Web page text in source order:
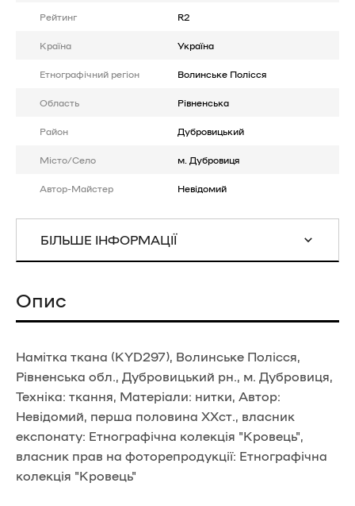
Рейтинг R2
Країна Україна
Етнографічний регіон Волинське Полісся
Область Рівненська
Район Дубровицький
Місто/Село м. Дубровиця
Автор-Майстер Невідомий
БІЛЬШЕ ІНФОРМАЦІЇ
Опис
Намітка ткана (KYD297), Волинське Полісся,
Рівненська обл., Дубровицький рн., м. Дубровиця,
Техніка: ткання, Матеріали: нитки, Автор:
Невідомий, перша половина ХХст., власник
експонату: Етнографічна колекція "Кровець",
власник прав на фоторепродукції: Етнографічна
колекція "Кровець"